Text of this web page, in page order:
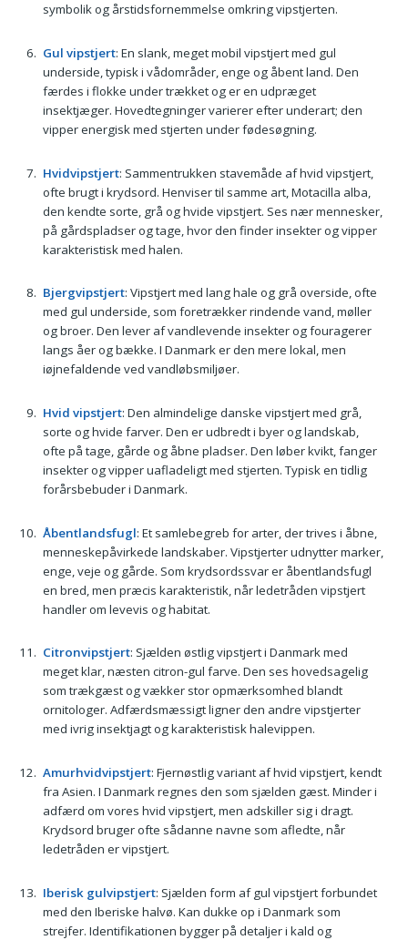
symbolik og årstidsfornemmelse omkring vipstjerten.
Gul vipstjert: En slank, meget mobil vipstjert med gul
underside, typisk i vådområder, enge og åbent land. Den
færdes i flokke under trækket og er en udpræget
insektjæger. Hovedtegninger varierer efter underart; den
vipper energisk med stjerten under fødesøgning.
Hvidvipstjert: Sammentrukken stavemåde af hvid vipstjert,
ofte brugt i krydsord. Henviser til samme art, Motacilla alba,
den kendte sorte, grå og hvide vipstjert. Ses nær mennesker,
på gårdspladser og tage, hvor den finder insekter og vipper
karakteristisk med halen.
Bjergvipstjert: Vipstjert med lang hale og grå overside, ofte
med gul underside, som foretrækker rindende vand, møller
og broer. Den lever af vandlevende insekter og fouragerer
langs åer og bække. I Danmark er den mere lokal, men
iøjnefaldende ved vandløbsmiljøer.
Hvid vipstjert: Den almindelige danske vipstjert med grå,
sorte og hvide farver. Den er udbredt i byer og landskab,
ofte på tage, gårde og åbne pladser. Den løber kvikt, fanger
insekter og vipper uafladeligt med stjerten. Typisk en tidlig
forårsbebuder i Danmark.
Åbentlandsfugl: Et samlebegreb for arter, der trives i åbne,
menneskepåvirkede landskaber. Vipstjerter udnytter marker,
enge, veje og gårde. Som krydsordssvar er åbentlandsfugl
en bred, men præcis karakteristik, når ledetråden vipstjert
handler om levevis og habitat.
Citronvipstjert: Sjælden østlig vipstjert i Danmark med
meget klar, næsten citron-gul farve. Den ses hovedsagelig
som trækgæst og vækker stor opmærksomhed blandt
ornitologer. Adfærdsmæssigt ligner den andre vipstjerter
med ivrig insektjagt og karakteristisk halevippen.
Amurhvidvipstjert: Fjernøstlig variant af hvid vipstjert, kendt
fra Asien. I Danmark regnes den som sjælden gæst. Minder i
adfærd om vores hvid vipstjert, men adskiller sig i dragt.
Krydsord bruger ofte sådanne navne som afledte, når
ledetråden er vipstjert.
Iberisk gulvipstjert: Sjælden form af gul vipstjert forbundet
med den Iberiske halvø. Kan dukke op i Danmark som
strejfer. Identifikationen bygger på detaljer i kald og